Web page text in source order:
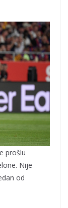
prošlu
Nije
od